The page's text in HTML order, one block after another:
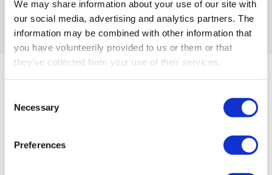
We may share information about your use of our site with
our social media, advertising and analytics partners. The
information may be combined with other information that
you have volunteerily provided to us or them or that
they’ve collected from your use of their services.
Selection
Necessary
Preferences
En savoir plus sur la batterie
Compatible avec ces